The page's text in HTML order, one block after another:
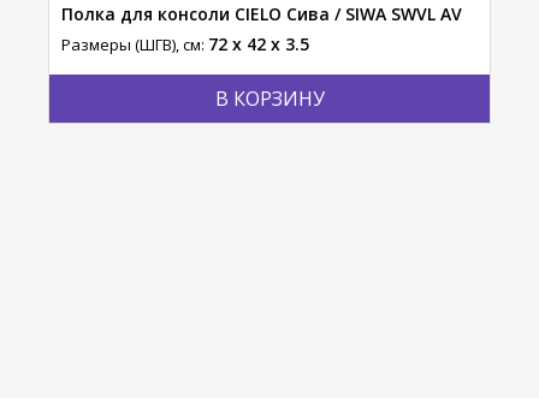
В КОРЗИНУ
Полка для консоли CIELO Сива / SIWA SWVL AV
Размеры (ШГВ), см: 72 x 42 x 3.5